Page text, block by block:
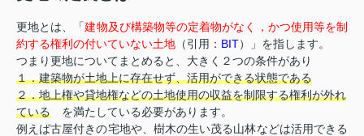
更地とは、「建物及び構築物等の定着物がなく，かつ使用等を制
約する権利の付いていない土地 （引用： BIT）」を指します。
つまり更地についてまとめると、大きく２つの条件があり
１．建築物が土地上に存在せず、活用ができる状態である
２．地上権や貸地権などの土地使用の収益を制限する権利が外れ
ている を満たしている必要があります。
例えば古屋付きの宅地や、樹木の生い茂る山林などは活用できる